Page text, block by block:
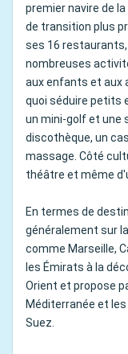
premier navire de
de transition plus
ses 16
nombreuses
aux enfants et aux
quoi séduire petits
un mini-golf et une
discothèque, un
massage. Côté
théâtre et même
En termes de
généralement sur
comme Marseille,
les Émirats à la
Orient et propose
Méditerranée et
Suez.